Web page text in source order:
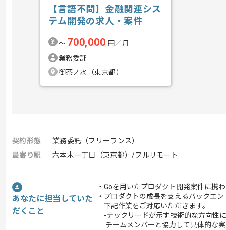
【言語不問】金融関連シス
テム開発の求人・案件
〜 700,000 円／月
業務委託
御茶ノ水（東京都）
契約形態
業務委託（フリーランス）
最寄り駅
六本木一丁目（東京都）/フルリモート
あなたに担当していた
だくこと
・Goを用いたプロダクト開発案件に携
・プロダクトの成長を支えるバックエ
下記作業をご対応いただきます。
-テックリードが示す技術的な方向性
チームメンバーと協力して具体的な